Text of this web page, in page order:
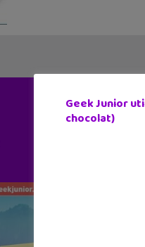
Geek Junior
chocolat)